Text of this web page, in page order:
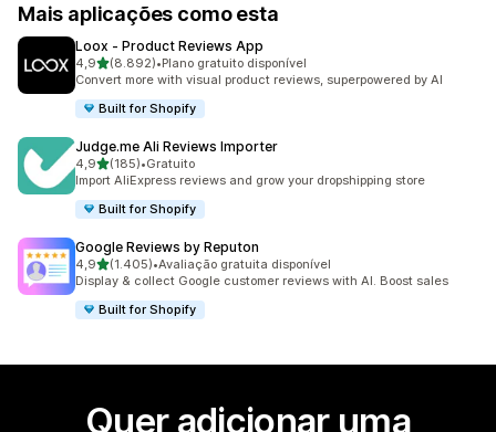
Mais aplicações como esta
Loox ‑ Product Reviews App
4,9de 5 estrelas
(8.892)
8892 total de avaliações
•Plano gratuito disponível
Convert more with visual product reviews, superpowered by AI
Built for Shopify
Judge.me Ali Reviews Importer
4,9de 5 estrelas
(185)
185 total de avaliações
•Gratuito
Import AliExpress reviews and grow your dropshipping store
Built for Shopify
Google Reviews by Reputon
4,9de 5 estrelas
(1.405)
1405 total de avaliações
•Avaliação gratuita disponível
Display & collect Google customer reviews with AI. Boost sales
Built for Shopify
Quer adicionar uma